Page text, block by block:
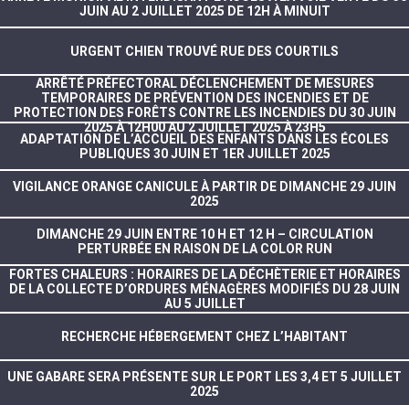
JUIN AU 2 JUILLET 2025 DE 12H À MINUIT
URGENT CHIEN TROUVÉ RUE DES COURTILS
ARRÊTÉ PRÉFECTORAL DÉCLENCHEMENT DE MESURES
TEMPORAIRES DE PRÉVENTION DES INCENDIES ET DE
PROTECTION DES FORÊTS CONTRE LES INCENDIES DU 30 JUIN
2025 À 12H00 AU 2 JUILLET 2025 À 23H5
ADAPTATION DE L’ACCUEIL DES ENFANTS DANS LES ÉCOLES
PUBLIQUES 30 JUIN ET 1ER JUILLET 2025
VIGILANCE ORANGE CANICULE À PARTIR DE DIMANCHE 29 JUIN
2025
DIMANCHE 29 JUIN ENTRE 10 H ET 12 H – CIRCULATION
PERTURBÉE EN RAISON DE LA COLOR RUN
FORTES CHALEURS : HORAIRES DE LA DÉCHÈTERIE ET HORAIRES
DE LA COLLECTE D’ORDURES MÉNAGÈRES MODIFIÉS DU 28 JUIN
AU 5 JUILLET
RECHERCHE HÉBERGEMENT CHEZ L’HABITANT
UNE GABARE SERA PRÉSENTE SUR LE PORT LES 3,4 ET 5 JUILLET
2025